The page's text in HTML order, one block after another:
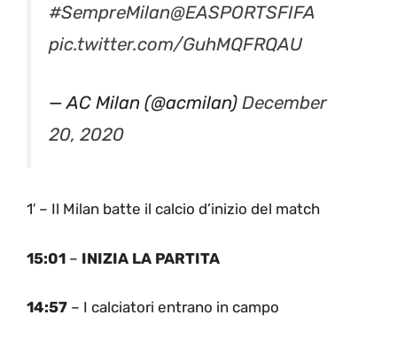
#SempreMilan@EASPORTSFIFA
pic.twitter.com/GuhMQFRQAU
— AC Milan (@acmilan) December
20, 2020
1′ – Il Milan batte il calcio d’inizio del match
15:01 – INIZIA LA PARTITA
14:57 – I calciatori entrano in campo